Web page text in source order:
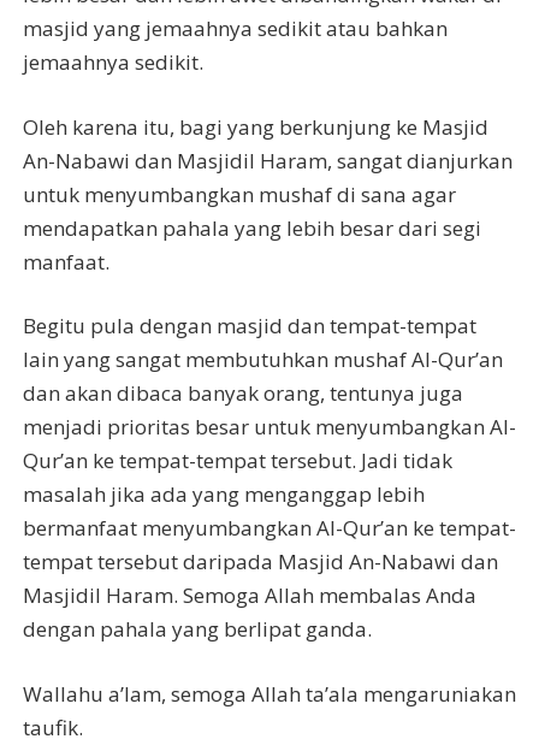
masjid yang jemaahnya sedikit atau bahkan
jemaahnya sedikit.
Oleh karena itu, bagi yang berkunjung ke Masjid
An-Nabawi dan Masjidil Haram, sangat dianjurkan
untuk menyumbangkan mushaf di sana agar
mendapatkan pahala yang lebih besar dari segi
manfaat.
Begitu pula dengan masjid dan tempat-tempat
lain yang sangat membutuhkan mushaf Al-Qur’an
dan akan dibaca banyak orang, tentunya juga
menjadi prioritas besar untuk menyumbangkan Al-
Qur’an ke tempat-tempat tersebut. Jadi tidak
masalah jika ada yang menganggap lebih
bermanfaat menyumbangkan Al-Qur’an ke tempat-
tempat tersebut daripada Masjid An-Nabawi dan
Masjidil Haram. Semoga Allah membalas Anda
dengan pahala yang berlipat ganda.
Wallahu a’lam, semoga Allah ta’ala mengaruniakan
taufik.